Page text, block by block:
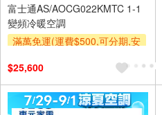
富士通AS/AOCG022KMTC 1-1
變頻冷暖空調
滿萬免運(運費$500,可分期,安
及使用6期以上分期0利率,需付
基本安裝運費)
滿額折$500
$25,600